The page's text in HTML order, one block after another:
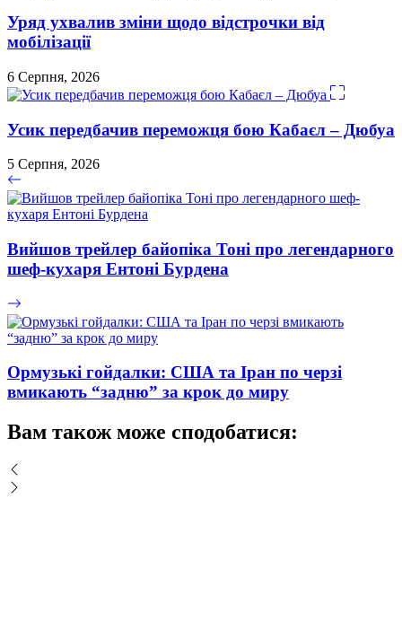
Уряд ухвалив зміни щодо відстрочки від
мобілізації
6 Серпня, 2026
Усик передбачив переможця бою Кабаєл – Дюбуа
5 Серпня, 2026
Вийшов трейлер байопіка Тоні про легендарного
шеф-кухаря Ентоні Бурдена
Ормузькі гойдалки: США та Іран по черзі
вмикають “задню” за крок до миру
Вам також може сподобатися: